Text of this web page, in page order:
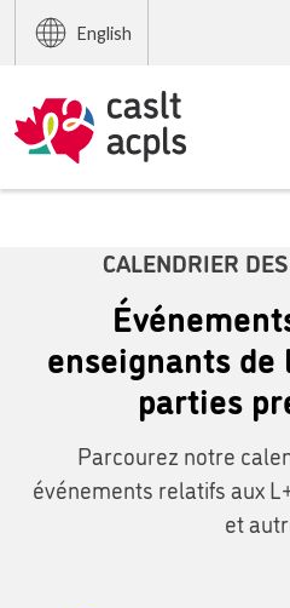
English
CALENDRIER
enseignants
parties
Parcourez notre
événements relatifs aux
et